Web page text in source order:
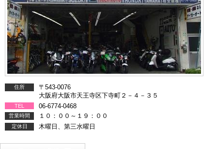
住所
〒543-0076
大阪府大阪市天王寺区下寺町２－４－３５
TEL 06-6774-0468
営業時間 １０：００～１９：００
定休日 木曜日、第三水曜日